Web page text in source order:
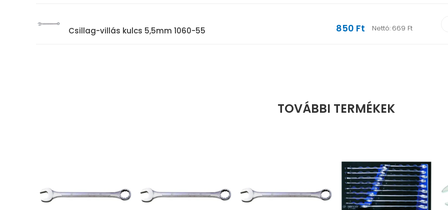
Csillag-villás kulcs 5,5mm 1060-55 850 Ft Nettó: 669 Ft
TOVÁBBI TERMÉKEK